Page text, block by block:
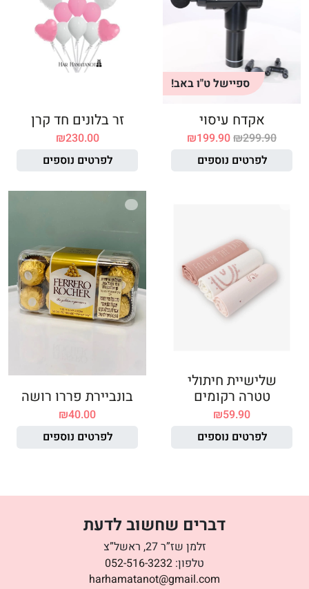
ספיישל ט"ו באב!
אקדח עיסוי
₪299.90
₪199.90
לפרטים נוספים
זר בלונים חד קרן
₪230.00
לפרטים נוספים
שלישיית חיתולי
טטרה רקומים
₪59.90
לפרטים נוספים
בונביירת פררו רושה
₪40.00
לפרטים נוספים
דברים שחשוב לדעת
זלמן שז”ר 27, ראשל”צ
טלפון: 052-516-3232
harhamatanot@gmail.com